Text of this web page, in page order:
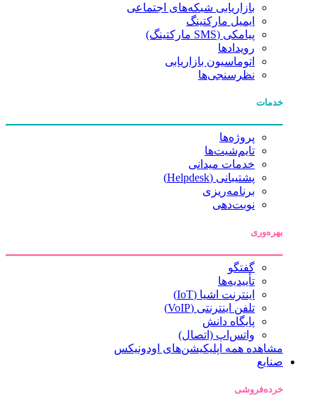
بازاریابی شبکه‌های اجتماعی
ایمیل مارکتینگ
پیامکی (SMS مارکتینگ)
رویدادها
اتوماسیون بازاریابی
نظرسنجی‌ها
خدمات
پروژه‌ها
تایم‌شیت‌ها
خدمات میدانی
پشتیبانی (Helpdesk)
برنامه‌ریزی
نوبت‌دهی
بهره‌وری
گفتگو
تأییدیه‌ها
اینترنت اشیا (IoT)
تلفن اینترنتی (VoIP)
پایگاه دانش
واتس‌اپ (اتصال)
مشاهده همه اپلیکیشن‌های اودونیکس
صنایع
خرده‌فروشی